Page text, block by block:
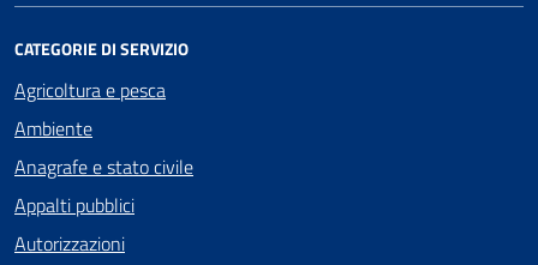
CATEGORIE DI SERVIZIO
Agricoltura e pesca
Ambiente
Anagrafe e stato civile
Appalti pubblici
Autorizzazioni